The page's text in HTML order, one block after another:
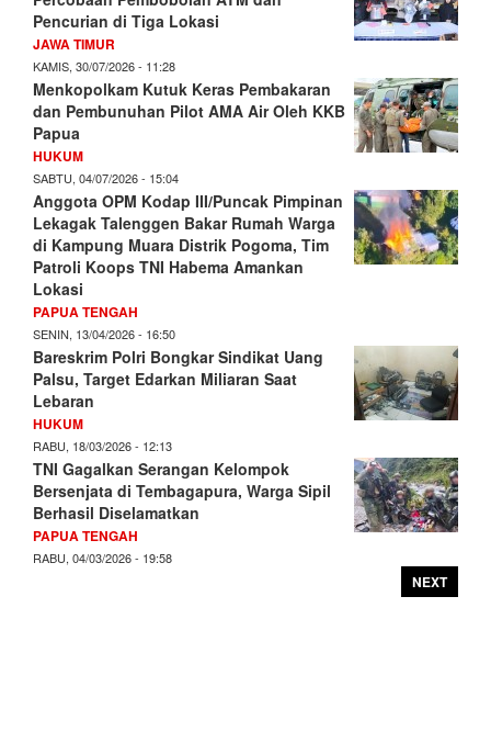
Pencurian di Tiga Lokasi
JAWA TIMUR
KAMIS, 30/07/2026 - 11:28
Menkopolkam Kutuk Keras Pembakaran
dan Pembunuhan Pilot AMA Air Oleh KKB
Papua
HUKUM
SABTU, 04/07/2026 - 15:04
Anggota OPM Kodap III/Puncak Pimpinan
Lekagak Talenggen Bakar Rumah Warga
di Kampung Muara Distrik Pogoma, Tim
Patroli Koops TNI Habema Amankan
Lokasi
PAPUA TENGAH
SENIN, 13/04/2026 - 16:50
Bareskrim Polri Bongkar Sindikat Uang
Palsu, Target Edarkan Miliaran Saat
Lebaran
HUKUM
RABU, 18/03/2026 - 12:13
TNI Gagalkan Serangan Kelompok
Bersenjata di Tembagapura, Warga Sipil
Berhasil Diselamatkan
PAPUA TENGAH
RABU, 04/03/2026 - 19:58
NEXT